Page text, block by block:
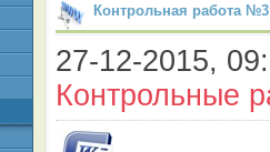
Контрольная работа
27-12-2015,
Контрольные